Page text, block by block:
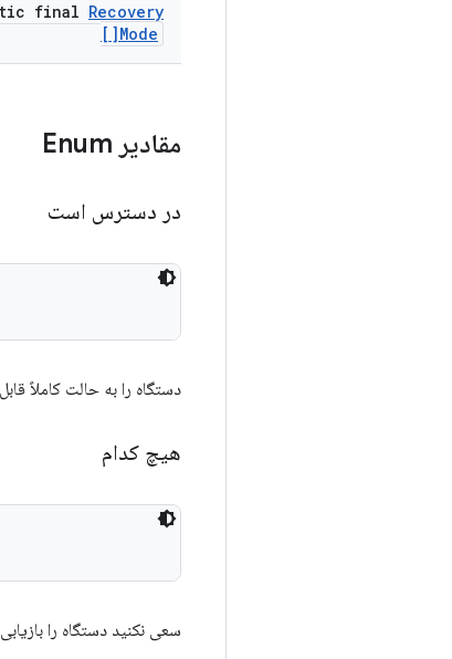
final Recovery
Mode[]
مقادیر Enum
در دسترس است
دستگاه را به حالت کاملاً
هیچ کدام
سعی نکنید دستگاه را